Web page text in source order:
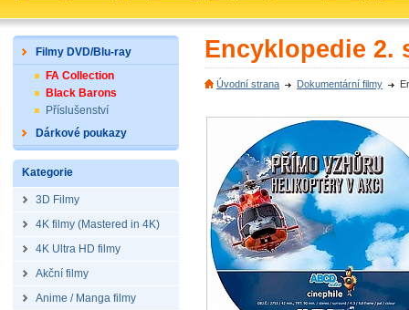
Filmy DVD/Blu-ray
FA Collection
Black Barons
Příslušenství
Dárkové poukazy
Kategorie
3D Filmy
4K filmy (Mastered in 4K)
4K Ultra HD filmy
Akční filmy
Anime / Manga filmy
Encyklopedie 2.
Úvodní strana Dokumentární filmy